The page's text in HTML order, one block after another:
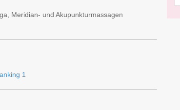
Meridian- und Akupunkturmassagen